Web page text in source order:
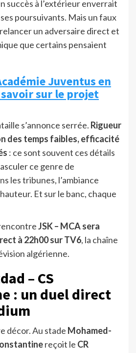
succès à l’extérieur enverrait
poursuivants. Mais un faux
un adversaire direct et
que certains pensaient
Juventus en
sur le projet
s’annonce serrée. Rigueur
des temps faibles, efficacité
: ce sont souvent ces détails
ce genre de
les tribunes, l’ambiance
Et sur le banc, chaque
JSK – MCA sera
à 22h00 sur TV6, la chaîne
algérienne.
– CS
: un duel direct
décor. Au stade Mohamed-
reçoit le CR